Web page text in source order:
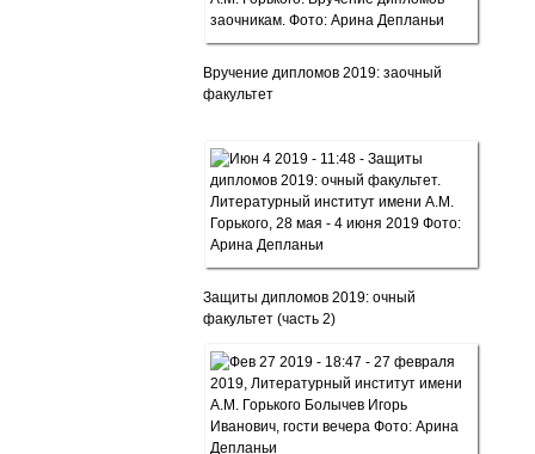
Вручение дипломов 2019: заочный
факультет
Защиты дипломов 2019: очный
факультет (часть 2)